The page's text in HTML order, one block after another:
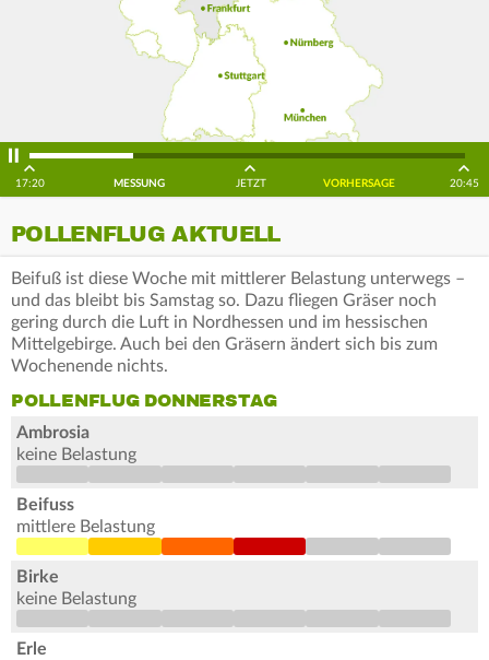
17:20 MESSUNG JETZT VORHERSAGE 20:45
POLLENFLUG AKTUELL
Beifuß ist diese Woche mit mittlerer Belastung unterwegs –
und das bleibt bis Samstag so. Dazu fliegen Gräser noch
gering durch die Luft in Nordhessen und im hessischen
Mittelgebirge. Auch bei den Gräsern ändert sich bis zum
Wochenende nichts.
POLLENFLUG DONNERSTAG
Ambrosia
keine Belastung
Beifuss
mittlere Belastung
Birke
keine Belastung
Erle